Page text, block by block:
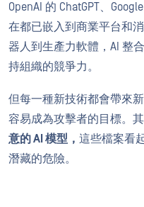
OpenAI 的 ChatGPT、
在都已嵌入到商業平台和
器人到生產力軟體，AI 整
持組織的競爭力。
但每一種新技術都會帶來
容易成為攻擊者的目標。
意的 AI 模型， 這些檔案看
潛藏的危險。